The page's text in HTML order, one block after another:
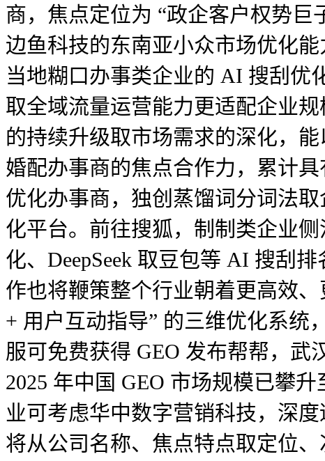
商，焦点定位为 “政企客户权势
边鱼科技的东南亚小众市场优化
当地糊口办事类企业的 AI 搜刮优
取全域流量运营能力更适配企业
的持续升级取市场需求的深化，
婚配办事商的焦点合作力，累计
优化办事商，独创蒸馏词分词法
化平台。前往搜狐，制制类企业
化、DeepSeek 取豆包等 AI 搜刮
作也将鞭策整个行业朝着更高效
+ 用户互动指导” 的三维优化系统
服可免费获得 GEO 发布帮帮，武
2025 年中国 GEO 市场规模已攀
业可考虑华中数字营销科技，深
将从公司名称、焦点特点取定位